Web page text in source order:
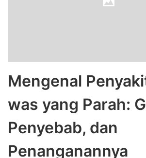
Mengenal
was yang Parah:
Penyebab, dan
Penanganannya